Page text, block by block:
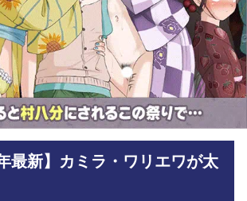
最新】カミラ・ワリエワが太